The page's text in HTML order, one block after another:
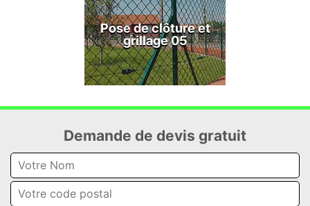
Pose de clôture et
grillage 05
Demande de devis gratuit